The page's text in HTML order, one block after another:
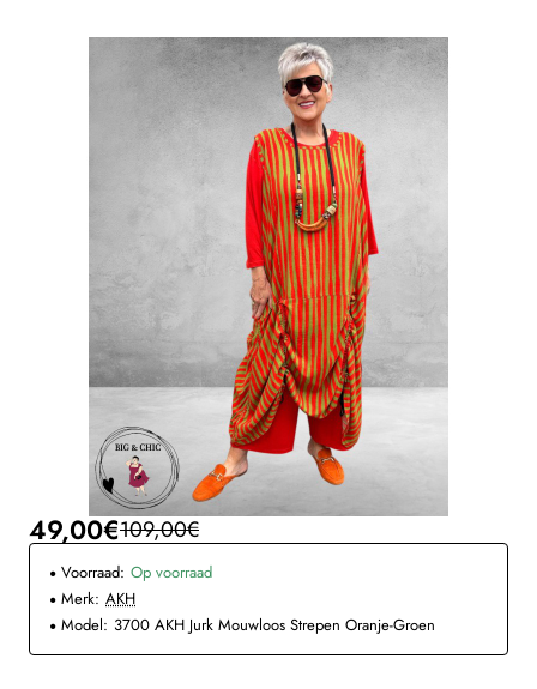
49,00€109,00€
Voorraad: Op voorraad
Merk: AKH
Model: 3700 AKH Jurk Mouwloos Strepen Oranje-Groen